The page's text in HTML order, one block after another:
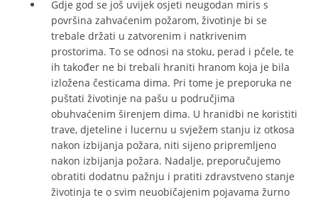
Gdje god se još uvijek osjeti neugodan miris s
površina zahvaćenim požarom, životinje bi se
trebale držati u zatvorenim i natkrivenim
prostorima. To se odnosi na stoku, perad i pčele, te
ih također ne bi trebali hraniti hranom koja je bila
izložena česticama dima. Pri tome je preporuka ne
puštati životinje na pašu u područjima
obuhvaćenim širenjem dima. U hranidbi ne koristiti
trave, djeteline i lucernu u svježem stanju iz otkosa
nakon izbijanja požara, niti sijeno pripremljeno
nakon izbijanja požara. Nadalje, preporučujemo
obratiti dodatnu pažnju i pratiti zdravstveno stanje
životinja te o svim neuobičajenim pojavama žurno